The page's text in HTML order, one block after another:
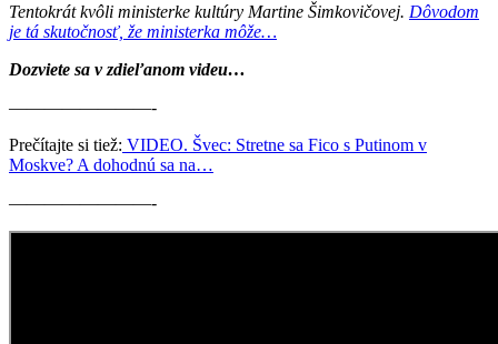
Tentokrát kvôli ministerke kultúry Martine Šimkovičovej. Dôvodom
je tá skutočnosť, že ministerka môže…
Dozviete sa v zdieľanom videu…
————————-
Prečítajte si tiež: VIDEO. Švec: Stretne sa Fico s Putinom v
Moskve? A dohodnú sa na…
————————-